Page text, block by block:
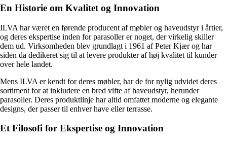
En Historie om Kvalitet og Innovation
ILVA har været en førende producent af møbler og haveudstyr i årtier,
og deres ekspertise inden for parasoller er noget, der virkelig skiller
dem ud. Virksomheden blev grundlagt i 1961 af Peter Kjær og har
siden da dedikeret sig til at levere produkter af høj kvalitet til kunder
over hele landet.
Mens ILVA er kendt for deres møbler, har de for nylig udvidet deres
sortiment for at inkludere en bred vifte af haveudstyr, herunder
parasoller. Deres produktlinje har altid omfattet moderne og elegante
designs, der passer til enhver have eller terrasse.
Et Filosofi for Ekspertise og Innovation